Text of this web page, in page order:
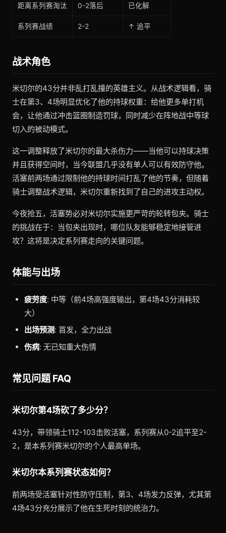
距离系列赛淘汰 0-2落后 已化解
系列赛战绩 2-2 ↑ 追平
战术角色
米切尔的43分并非乱打乱撞的英雄主义。从战术逻辑看，骑
士在第3、4场明显优化了他的持球权重：给他更多单打机
会，让他通过冲击篮圈制造罚球，同时减少在阵地战中等球
切入的被动模式。
这一调整释放了米切尔的最大杀伤力——当他可以持球决策
并且获得空间时，当今联盟几乎没有单人可以有效防守他。
活塞前两场通过限制他的持球时间打乱了他的节奏，但随着
骑士调整战术逻辑，米切尔重新找到了自己的进攻主动权。
今夜抢五，活塞势必对米切尔实施更严苛的轮转包夹。骑士
的挑战在于：当包夹出现时，哪位队友能够稳定地接管进
攻？这将是决定系列赛走向的关键问题。
体能与出场
疲劳度: 中等（前4场高强度输出，第4场43分消耗较
大）
出场预测: 首发，全力出战
伤病: 无已知重大伤情
常见问题 FAQ
米切尔第4场砍了多少分？
43分，带领骑士112-103击败活塞，系列赛从0-2追平至2-
2，是本系列赛米切尔的个人最高单场。
米切尔本系列赛状态如何？
前两场受活塞针对性防守压制，第3、4场发力反弹，尤其第
4场43分充分展示了他在生死时刻的统治力。